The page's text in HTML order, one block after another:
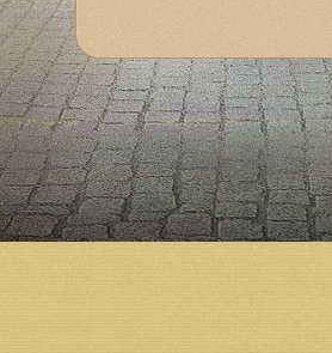
Возврат к списку